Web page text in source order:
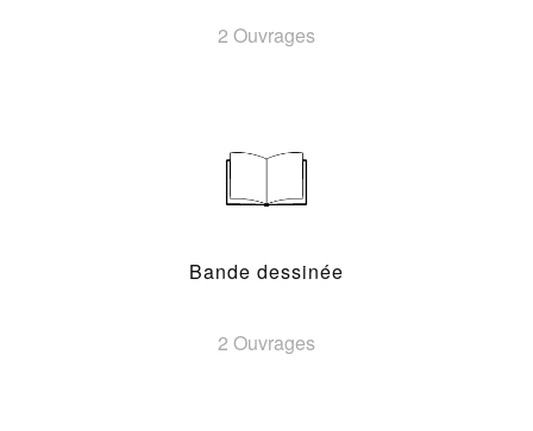
2 Ouvrages
Bande dessinée
2 Ouvrages